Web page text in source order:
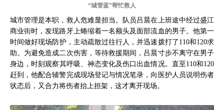
“城管蓝”帮忙救人
城市管理是本职，救人危难显担当。队员吕晨在上班途中经过盛江
商业街时，发现路牙上蜷缩着一名额头及面部流血的男子。他第一
时间做好现场防护，主动疏散过往行人，并迅速拨打了110和120求
助。为避免造成二次伤害，等待救援期间，吕晨寸步不离守在男子
身边，时刻观察其呼吸、神态变化及伤口出血情况。直至110和120
赶到，他配合辅警完成现场登记与情况笔录，向医护人员说明伤者
状态后，又合力将伤者抬上担架，这才离开现场。